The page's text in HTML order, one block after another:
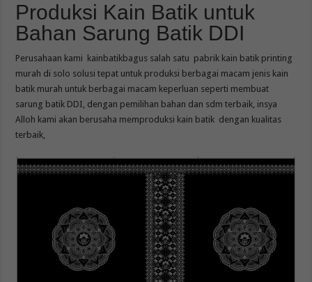
Produksi Kain Batik untuk
Bahan Sarung Batik DDI
Perusahaan kami kainbatikbagus salah satu pabrik kain batik printing
murah di solo solusi tepat untuk produksi berbagai macam jenis kain
batik murah untuk berbagai macam keperluan seperti membuat
sarung batik DDI, dengan pemilihan bahan dan sdm terbaik, insya
Alloh kami akan berusaha memproduksi kain batik dengan kualitas
terbaik,